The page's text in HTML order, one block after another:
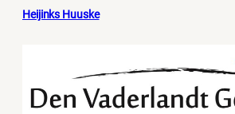
Heijinks Huuske